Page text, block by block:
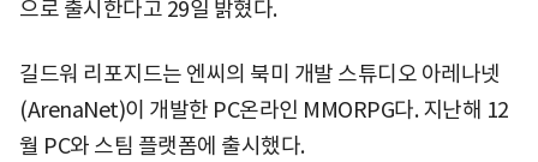
으로 출시한다고 29일 밝혔다.
길드워 리포지드는 엔씨의 북미 개발 스튜디오 아레나넷
(ArenaNet)이 개발한 PC온라인 MMORPG다. 지난해 12
월 PC와 스팀 플랫폼에 출시했다.